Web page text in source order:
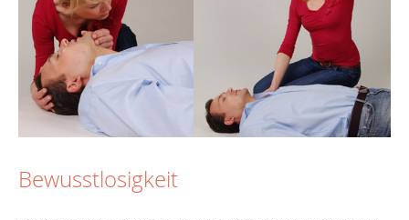
Bewusstlosigkeit